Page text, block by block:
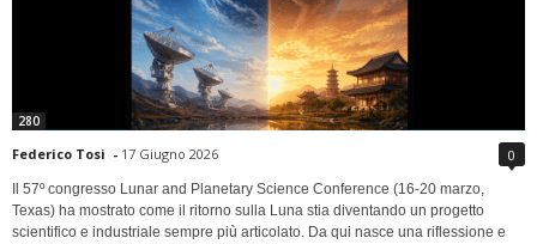
280
Federico Tosi - 17 Giugno 2026 0
Il 57º congresso Lunar and Planetary Science Conference (16-20 marzo,
Texas) ha mostrato come il ritorno sulla Luna stia diventando un progetto
scientifico e industriale sempre più articolato. Da qui nasce una riflessione e